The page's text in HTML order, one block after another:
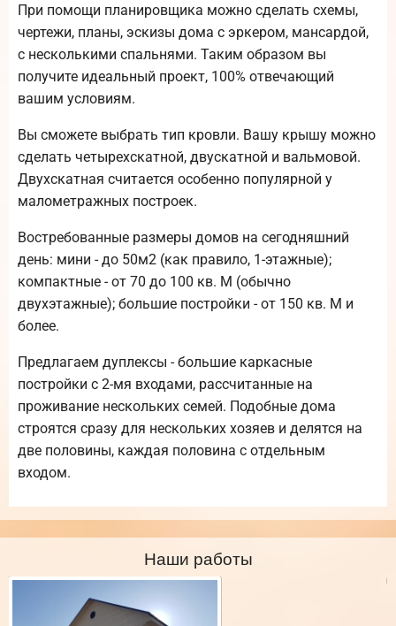
При помощи планировщика можно сделать схемы,
чертежи, планы, эскизы дома с эркером, мансардой,
с несколькими спальнями. Таким образом вы
получите идеальный проект, 100% отвечающий
вашим условиям.
Вы сможете выбрать тип кровли. Вашу крышу можно
сделать четырехскатной, двускатной и вальмовой.
Двухскатная считается особенно популярной у
малометражных построек.
Востребованные размеры домов на сегодняшний
день: мини - до 50м2 (как правило, 1-этажные);
компактные - от 70 до 100 кв. М (обычно
двухэтажные); большие постройки - от 150 кв. М и
более.
Предлагаем дуплексы - большие каркасные
постройки с 2-мя входами, рассчитанные на
проживание нескольких семей. Подобные дома
строятся сразу для нескольких хозяев и делятся на
две половины, каждая половина с отдельным
входом.
Наши работы